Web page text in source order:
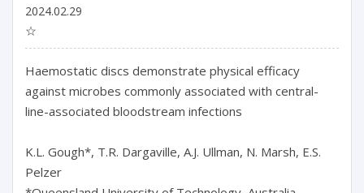
2024.02.29
☆
Haemostatic discs demonstrate physical efficacy
against microbes commonly associated with central-
line-associated bloodstream infections
K.L. Gough*, T.R. Dargaville, A.J. Ullman, N. Marsh, E.S.
Pelzer